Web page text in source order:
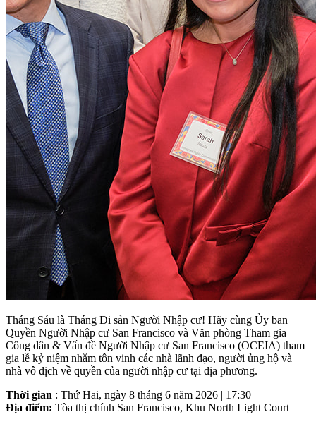
Tháng Sáu là Tháng Di sản Người Nhập cư! Hãy cùng Ủy ban
Quyền Người Nhập cư San Francisco và Văn phòng Tham gia
Công dân & Vấn đề Người Nhập cư San Francisco (OCEIA) tham
gia lễ kỷ niệm nhằm tôn vinh các nhà lãnh đạo, người ủng hộ và
nhà vô địch về quyền của người nhập cư tại địa phương.
Thời gian : Thứ Hai, ngày 8 tháng 6 năm 2026 | 17:30
Địa điểm: Tòa thị chính San Francisco, Khu North Light Court